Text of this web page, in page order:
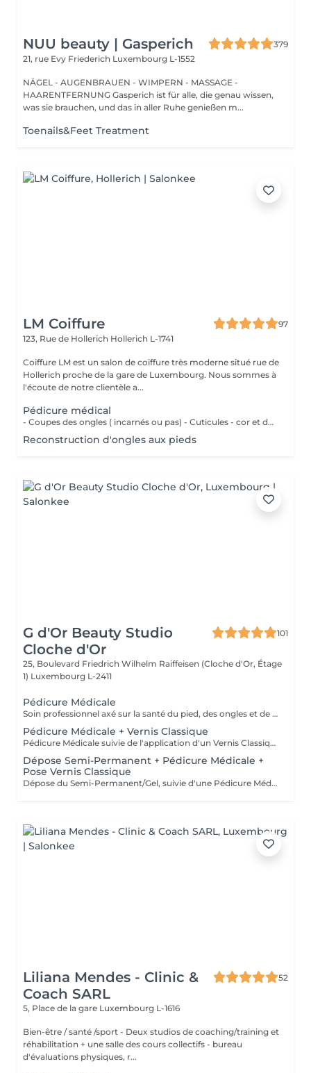
NUU beauty | Gasperich
379
21, rue Evy Friederich Luxembourg L-1552
NÄGEL - AUGENBRAUEN - WIMPERN - MASSAGE -
HAARENTFERNUNG Gasperich ist für alle, die genau wissen,
was sie brauchen, und das in aller Ruhe genießen m...
Toenails&Feet Treatment
LM Coiffure
97
123, Rue de Hollerich Hollerich L-1741
Coiffure LM est un salon de coiffure très moderne situé rue de
Hollerich proche de la gare de Luxembourg. Nous sommes à
l'écoute de notre clientèle a...
Pédicure médical
- Coupes des ongles ( incarnés ou pas) - Cuticules - cor et durillons - Petit massage - Pose de vernis semi-permanent couleur ( Si vous voulez une french, veuillez svp cocher l'onglet french en plus)
Reconstruction d'ongles aux pieds
G d'Or Beauty Studio
Cloche d'Or
101
25, Boulevard Friedrich Wilhelm Raiffeisen (Cloche d'Or, Étage
1) Luxembourg L-2411
Pédicure Médicale
Soin professionnel axé sur la santé du pied, des ongles et de la peau, avec traitement des ongles incarnés, cors, durillons et callosités. Sans application de vernis.
Pédicure Médicale + Vernis Classique
Pédicure Médicale suivie de l'application d'un Vernis Classique. Convient aux clientes souhaitant un soin médical avec une finition Classique.
Dépose Semi-Permanent + Pédicure Médicale +
Pose Vernis Classique
Dépose du Semi-Permanent/Gel, suivie d'une Pédicure Médicale et de l'application d'un nouveau Semi-Permanent sur les ongles des pieds. Recommandé lorsque du Semi-Permanent est déjà présent.
Liliana Mendes - Clinic &
Coach SARL
52
5, Place de la gare Luxembourg L-1616
Bien-être / santé /sport - Deux studios de coaching/training et
réhabilitation + une salle des cours collectifs - bureau
d'évaluations physiques, r...